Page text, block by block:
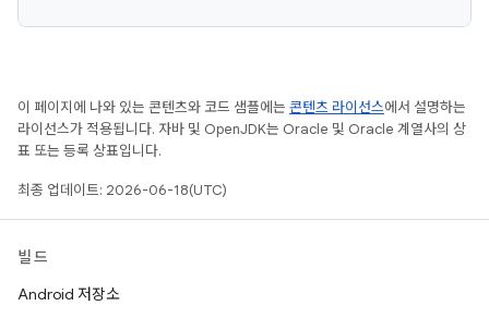
이 페이지에 나와 있는 콘텐츠와 코드 샘플에는 콘텐츠 라이선스에서 설명하는
라이선스가 적용됩니다. 자바 및 OpenJDK는 Oracle 및 Oracle 계열사의 상
표 또는 등록 상표입니다.
최종 업데이트: 2026-06-18(UTC)
빌드
Android 저장소